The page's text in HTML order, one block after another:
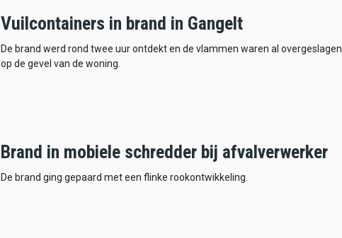
Vuilcontainers in brand in Gangelt
De brand werd rond twee uur ontdekt en de vlammen waren al overgeslagen
op de gevel van de woning.
Brand in mobiele schredder bij afvalverwerker
De brand ging gepaard met een flinke rookontwikkeling.